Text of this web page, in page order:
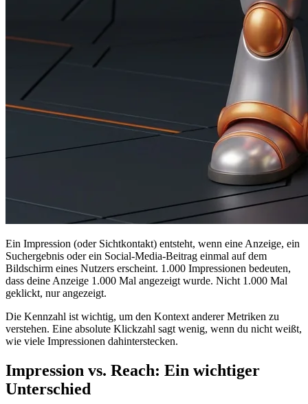
Ein Impression (oder Sichtkontakt) entsteht, wenn eine Anzeige, ein
Suchergebnis oder ein Social-Media-Beitrag einmal auf dem
Bildschirm eines Nutzers erscheint. 1.000 Impressionen bedeuten,
dass deine Anzeige 1.000 Mal angezeigt wurde. Nicht 1.000 Mal
geklickt, nur angezeigt.
Die Kennzahl ist wichtig, um den Kontext anderer Metriken zu
verstehen. Eine absolute Klickzahl sagt wenig, wenn du nicht weißt,
wie viele Impressionen dahinterstecken.
Impression vs. Reach: Ein wichtiger
Unterschied